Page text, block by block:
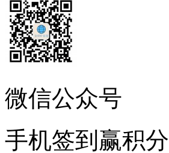
微信公众号
手机签到赢积分